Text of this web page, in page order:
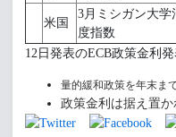
米国
3月ミシガン大学
度指数
12日発表のECB政策金利
量的緩和政策を年末ま
政策金利は据え置か